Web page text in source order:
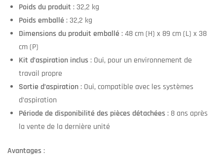
Poids du produit : 32,2 kg
Poids emballé : 32,2 kg
Dimensions du produit emballé : 48 cm (H) x 89 cm (L) x 38
cm (P)
Kit d’aspiration inclus: Oui, pour un environnement de
travail propre
Sortie d’aspiration: Oui, compatible avec les systèmes
d’aspiration
Période de disponibilité des pièces détachées: 8 ans après
la vente de la dernière unité
Avantages :